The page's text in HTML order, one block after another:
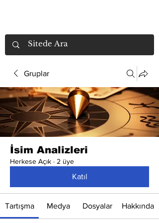
Gruplar
İsim Analizleri
Herkese Açık · 2 üye
Katıl
Tartışma Medya Dosyalar Hakkında